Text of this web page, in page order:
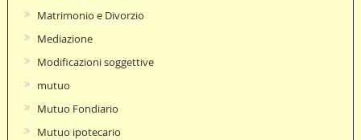
Matrimonio e Divorzio
Mediazione
Modificazioni soggettive
mutuo
Mutuo Fondiario
Mutuo ipotecario